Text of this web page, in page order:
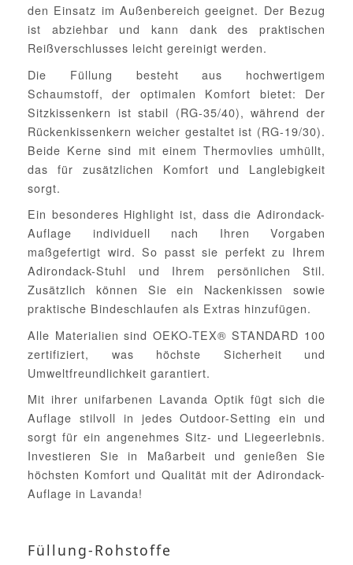
den Einsatz im Außenbereich geeignet. Der Bezug
ist abziehbar und kann dank des praktischen
Reißverschlusses leicht gereinigt werden.
Die Füllung besteht aus hochwertigem
Schaumstoff, der optimalen Komfort bietet: Der
Sitzkissenkern ist stabil (RG-35/40), während der
Rückenkissenkern weicher gestaltet ist (RG-19/30).
Beide Kerne sind mit einem Thermovlies umhüllt,
das für zusätzlichen Komfort und Langlebigkeit
sorgt.
Ein besonderes Highlight ist, dass die Adirondack-
Auflage individuell nach Ihren Vorgaben
maßgefertigt wird. So passt sie perfekt zu Ihrem
Adirondack-Stuhl und Ihrem persönlichen Stil.
Zusätzlich können Sie ein Nackenkissen sowie
praktische Bindeschlaufen als Extras hinzufügen.
Alle Materialien sind OEKO-TEX® STANDARD 100
zertifiziert, was höchste Sicherheit und
Umweltfreundlichkeit garantiert.
Mit ihrer unifarbenen Lavanda Optik fügt sich die
Auflage stilvoll in jedes Outdoor-Setting ein und
sorgt für ein angenehmes Sitz- und Liegeerlebnis.
Investieren Sie in Maßarbeit und genießen Sie
höchsten Komfort und Qualität mit der Adirondack-
Auflage in Lavanda!
Füllung-Rohstoffe